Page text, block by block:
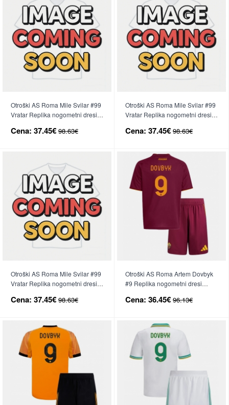
Otroški AS Roma Mile Svilar #99
Vratar Replika nogometni dresi
Rokav (+ hlače)
Cena: 37.45€ 98.63€
Otroški AS Roma Mile Svilar #99
Vratar Replika nogometni dresi
Rokav (+ hlače)
Cena: 37.45€ 98.63€
Otroški AS Roma Mile Svilar #99
Vratar Replika nogometni dresi
Rokav (+ hlače)
Cena: 37.45€ 98.63€
Otroški AS Roma Artem Dovbyk
#9 Replika nogometni dresi
Rokav (+ hlače)
Cena: 36.45€ 96.13€